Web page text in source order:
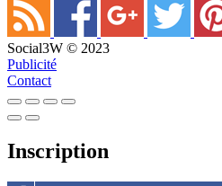
Social3W © 2023
Publicité
Contact
Inscription